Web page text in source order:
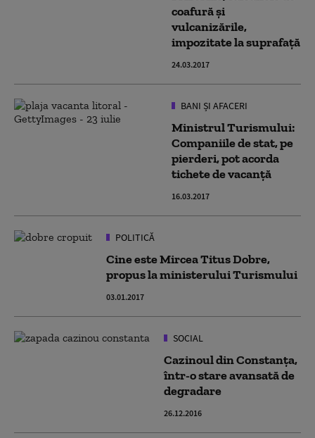
coafură și
vulcanizările,
impozitate la suprafață
24.03.2017
BANI ȘI AFACERI
Ministrul Turismului:
Companiile de stat, pe
pierderi, pot acorda
tichete de vacanţă
16.03.2017
POLITICĂ
Cine este Mircea Titus Dobre,
propus la ministerului Turismului
03.01.2017
SOCIAL
Cazinoul din Constanţa,
într-o stare avansată de
degradare
26.12.2016